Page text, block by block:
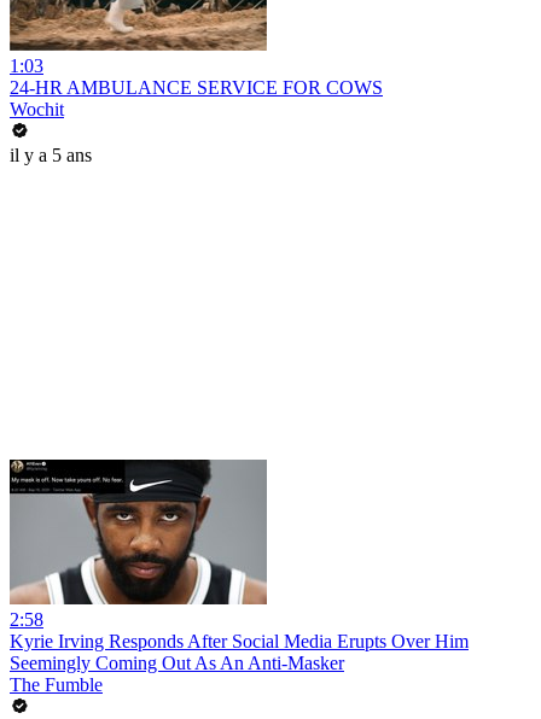
1:03
24-HR AMBULANCE SERVICE FOR COWS
Wochit
il y a 5 ans
2:58
Kyrie Irving Responds After Social Media Erupts Over Him
Seemingly Coming Out As An Anti-Masker
The Fumble